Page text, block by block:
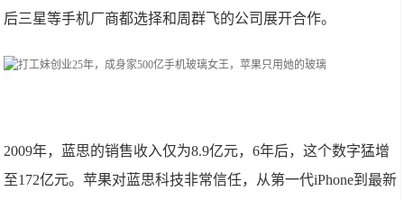
后三星等手机厂商都选择和周群飞的公司展开合作。
2009年，蓝思的销售收入仅为8.9亿元，6年后，这个数字猛增
至172亿元。苹果对蓝思科技非常信任，从第一代iPhone到最新